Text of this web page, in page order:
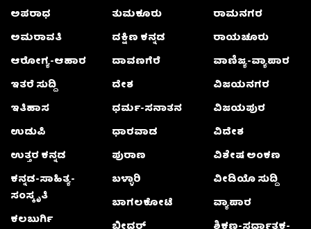
ಅಪರಾಧ
ಅಮರಾವತಿ
ಆರೋಗ್ಯ-ಆಹಾರ
ಇತರೆ ಸುದ್ದಿ
ಇತಿಹಾಸ
ಉಡುಪಿ
ಉತ್ತರ ಕನ್ನಡ
ಕನ್ನಡ-ಸಾಹಿತ್ಯ-
ಸಂಸ್ಕೃತಿ
ಕಲಬುರ್ಗಿ
ತುಮಕೂರು
ದಕ್ಷಿಣ ಕನ್ನಡ
ದಾವಣಗೆರೆ
ದೇಶ
ಧರ್ಮ-ಸನಾತನ
ಧಾರವಾಡ
ಪುರಾಣ
ಬಳ್ಳಾರಿ
ಬಾಗಲಕೋಟೆ
ರಾಮನಗರ
ರಾಯಚೂರು
ವಾಣಿಜ್ಯ-ವ್ಯಾಪಾರ
ವಿಜಯನಗರ
ವಿಜಯಪುರ
ವಿದೇಶ
ವಿಶೇಷ ಅಂಕಣ
ವೀಡಿಯೊ ಸುದ್ದಿ
ವ್ಯಾಪಾರ